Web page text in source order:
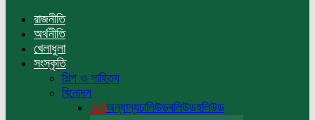
রাজনীতি
অর্থনীতি
খেলাধুলা
সংস্কৃতি
শিল্প ও সাহিত্য
বিনোদন
Allঅন্যান্যঢালিউডবলিউডহলিউড